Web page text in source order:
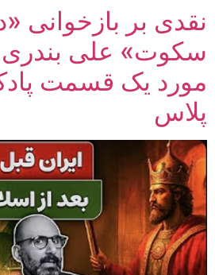
نقدی بر بازخوانی
مورد یک قسمت
پلاس